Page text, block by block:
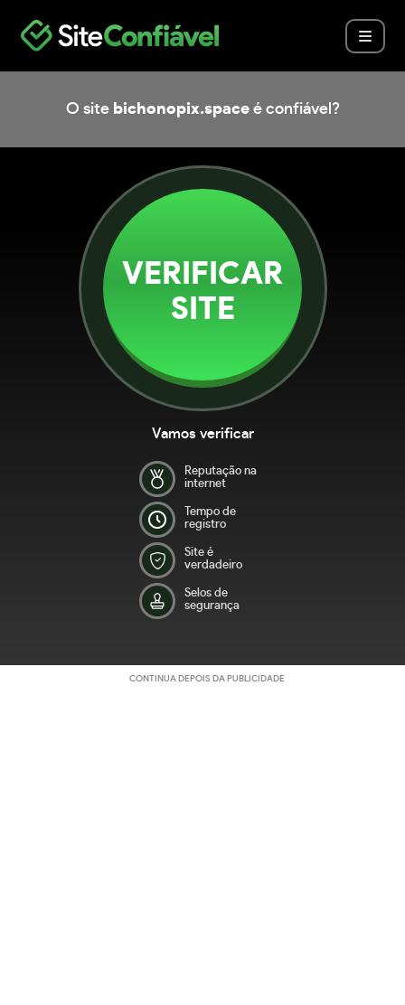
O site bichonopix.spaceé confiável?
VERIFICAR
SITE
Vamos verificar
Reputação na
internet
Tempo de
registro
Site é
verdadeiro
Selos de
segurança
CONTINUA DEPOIS DA PUBLICIDADE